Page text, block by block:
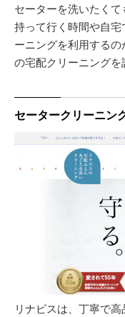
セーターを洗いたく
持って行く時間や自
ーニングを利用する
の宅配クリーニングを
セータークリーニン
リナビスは、丁寧で